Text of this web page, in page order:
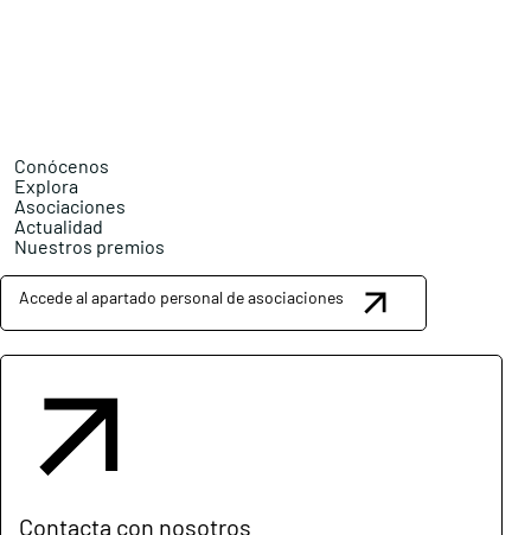
Conócenos
Explora
Asociaciones
Actualidad
Nuestros premios
Accede al apartado personal de asociaciones
Contacta con nosotros